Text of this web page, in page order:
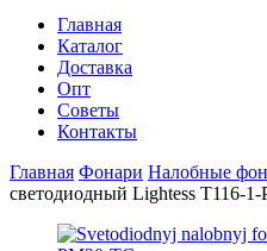
Главная
Каталог
Доставка
Опт
Советы
Контакты
Главная Фонари Налобные
светодиодный Lightess T116-